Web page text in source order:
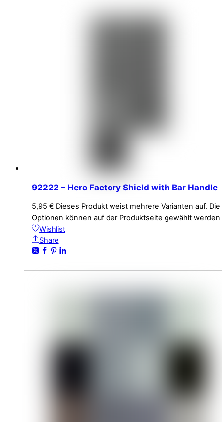
92222 – Hero Factory Shield with Bar Handle
5,95 € Dieses Produkt weist mehrere Varianten auf. Die
Optionen können auf der Produktseite gewählt werden
Wishlist
Share